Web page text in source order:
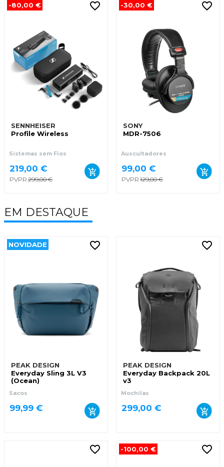
-80,00 €
SENNHEISER
Profile Wireless
Sistemas sem Fios
219,00 €
PVPR 299,00 €
-30,00 €
SONY
MDR-7506
Auscultadores
99,00 €
PVPR 129,00 €
EM DESTAQUE
NOVIDADE
PEAK DESIGN
Everyday Sling 3L V3
(Ocean)
Sacos
99,99 €
PEAK DESIGN
Everyday Backpack 20L
v3
Mochilas
299,00 €
-100,00 €